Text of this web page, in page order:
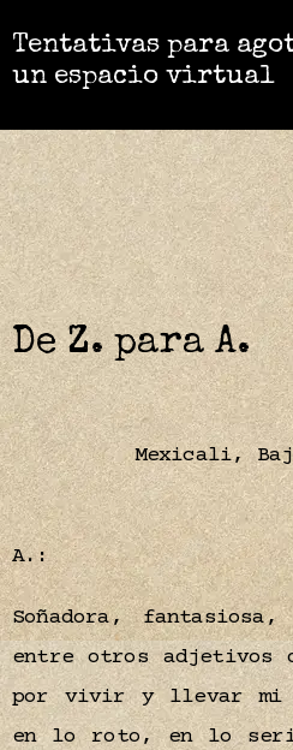
Tentativas para
un espacio virtual
De Z. para A.
Mexicali,
A.:
Soñadora,
entre otros adjetivos
por vivir y llevar
en lo roto, en lo